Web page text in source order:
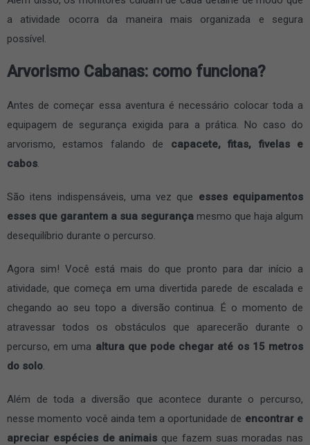
a atividade ocorra da maneira mais organizada e segura
possível.
Arvorismo Cabanas: como funciona?
Antes de começar essa aventura é necessário colocar toda a
equipagem de segurança exigida para a prática. No caso do
arvorismo, estamos falando de capacete, fitas, fivelas e
cabos
São itens indispensáveis, uma vez que esses equipamentos
esses que garantem a sua segurança mesmo que haja algum
desequilíbrio durante o percurso.
Agora sim! Você está mais do que pronto para dar início a
atividade, que começa em uma divertida parede de escalada e
chegando ao seu topo a diversão continua. É o momento de
atravessar todos os obstáculos que aparecerão durante o
percurso, em uma altura que pode chegar até os 15 metros
do solo
Além de toda a diversão que acontece durante o percurso,
nesse momento você ainda tem a oportunidade de encontrar e
apreciar espécies de animais que fazem suas moradas nas